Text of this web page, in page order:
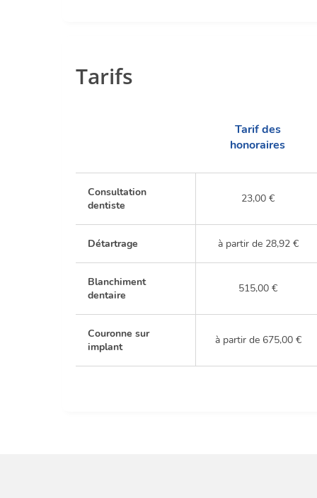
Tarifs
Tarif des
honoraires
Consultation
dentiste
23,00 €
Détartrage à partir de 28,92 €
Blanchiment
dentaire
515,00 €
Couronne sur
implant
à partir de 675,00 €